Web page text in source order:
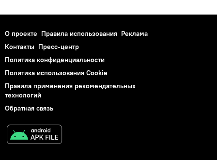
О проекте Правила использования Реклама
Контакты Пресс-центр
Политика конфиденциальности
Политика использования Cookie
Правила применения рекомендательных
технологий
Обратная связь